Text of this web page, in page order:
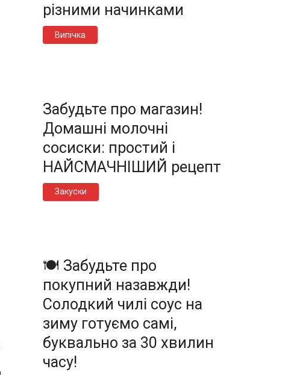
різними начинками
Випічка
Забудьте про магазин!
Домашні молочні
сосиски: простий і
НАЙСМАЧНІШИЙ рецепт
Закуски
🍽️ Забудьте про
покупний назавжди!
Солодкий чилі соус на
зиму готуємо самі,
буквально за 30 хвилин
часу!